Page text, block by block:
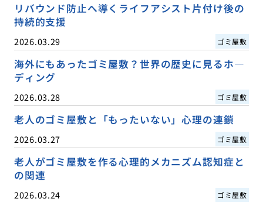
リバウンド防止へ導くライフアシスト片付け後の
持続的支援
2026.03.29 ゴミ屋敷
海外にもあったゴミ屋敷？世界の歴史に見るホ―
ディング
2026.03.28 ゴミ屋敷
老人のゴミ屋敷と「もったいない」心理の連鎖
2026.03.27 ゴミ屋敷
老人がゴミ屋敷を作る心理的メカニズム認知症と
の関連
2026.03.24 ゴミ屋敷